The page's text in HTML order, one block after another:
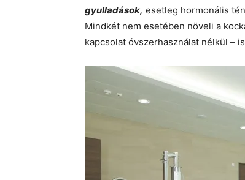
gyulladások, esetleg hormonális
Mindkét nem esetében növeli a
kapcsolat óvszerhasználat nélkül –